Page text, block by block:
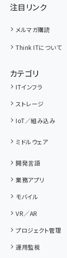
注目リンク
メルマガ購読
Think ITについて
カテゴリ
ITインフラ
ストレージ
IoT／組み込み
ミドルウェア
開発言語
業務アプリ
モバイル
VR／AR
プロジェクト管理
運用監視